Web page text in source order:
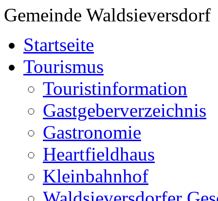
Gemeinde Waldsieversdorf
Startseite
Tourismus
Touristinformation
Gastgeberverzeichnis
Gastronomie
Heartfieldhaus
Kleinbahnhof